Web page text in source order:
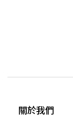
關於我們